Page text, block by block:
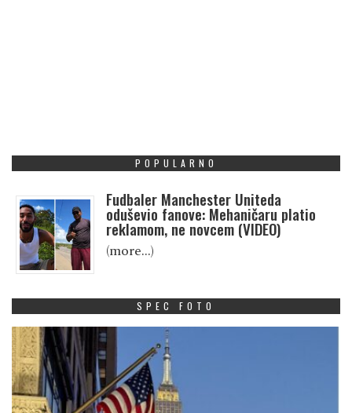
POPULARNO
Fudbaler Manchester Uniteda
oduševio fanove: Mehaničaru platio
reklamom, ne novcem (VIDEO)
(more…)
SPEC FOTO